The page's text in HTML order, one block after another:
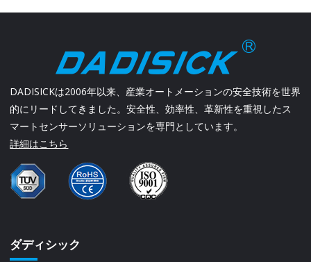
DADISICKは2006年以来、産業オートメーションの安全技術を世界
的にリードしてきました。安全性、効率性、革新性を重視したス
マートセンサーソリューションを専門としています。
詳細はこちら
ダディシック